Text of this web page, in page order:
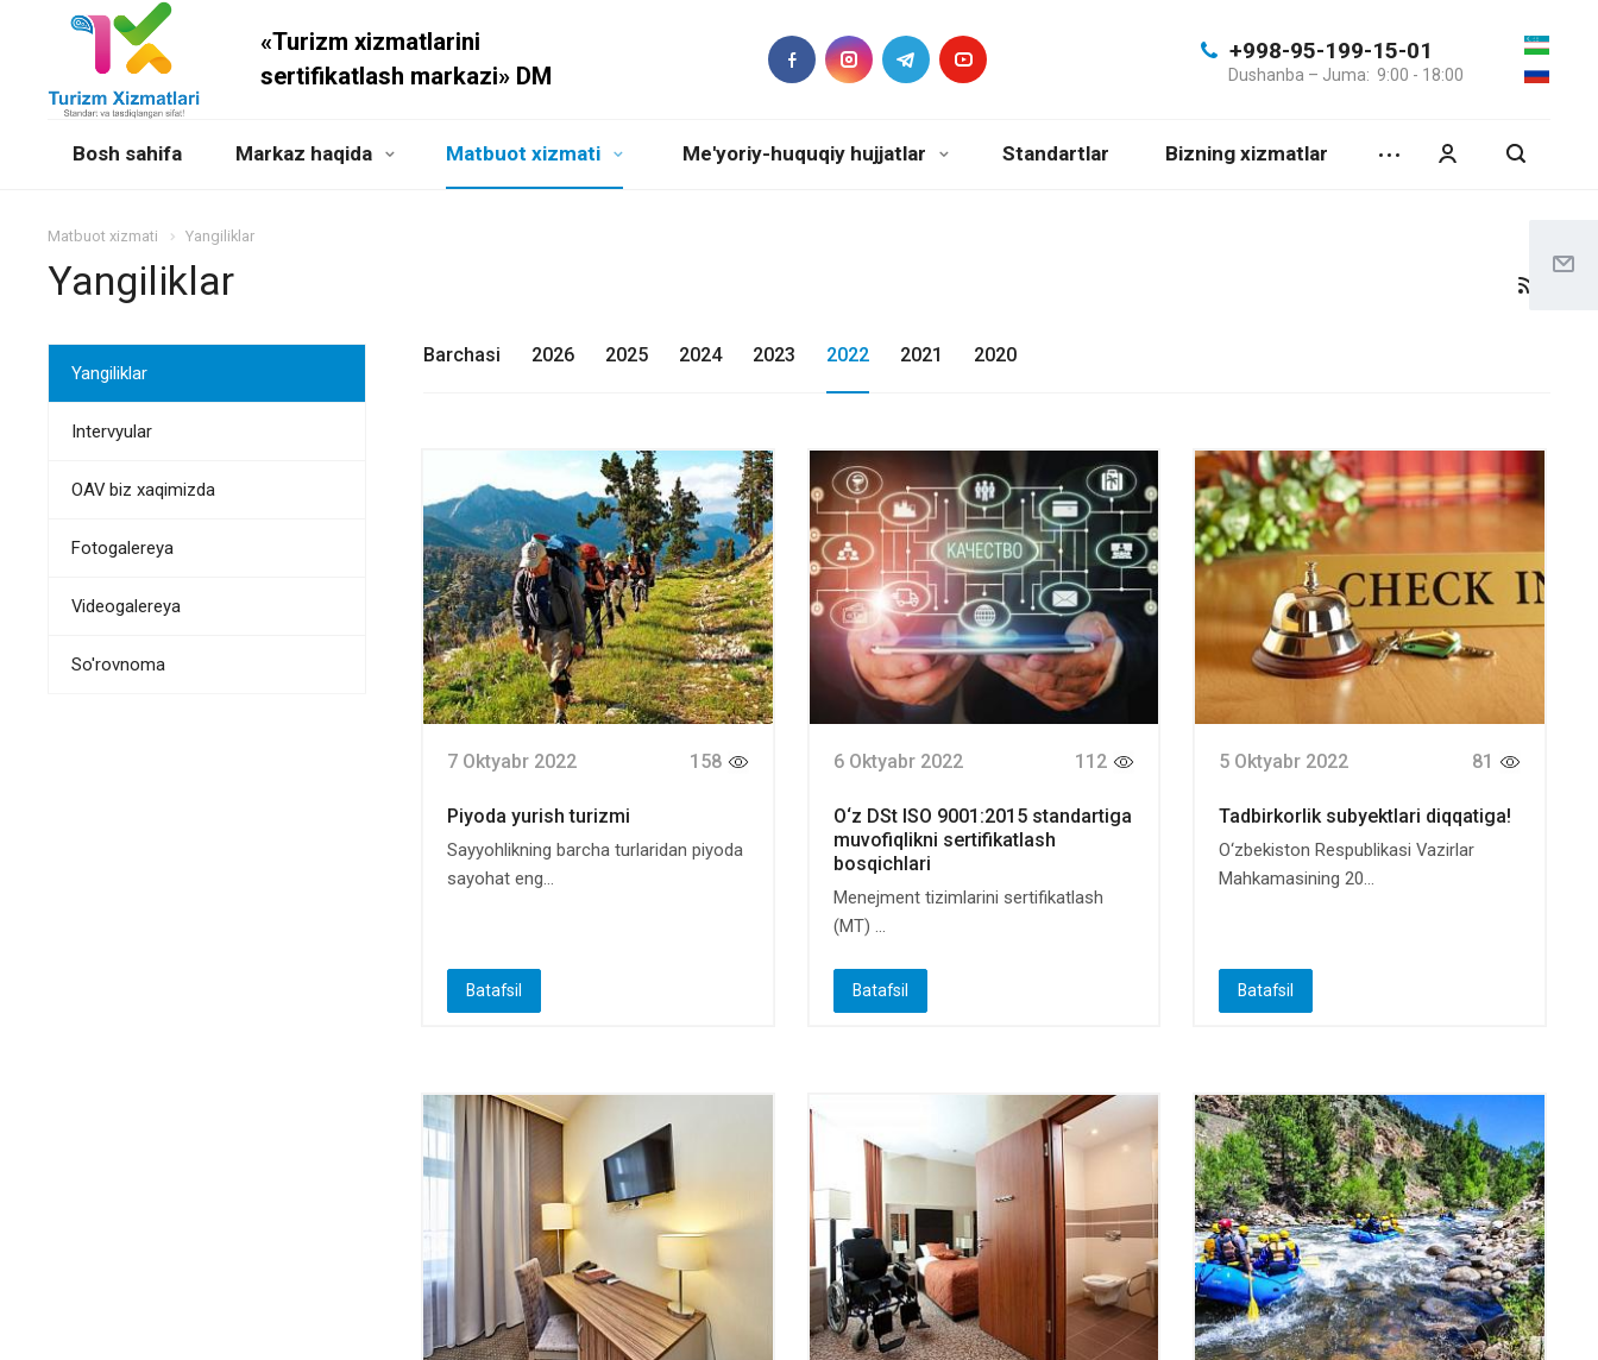
«Turizm xizmatlarini
sertifikatlash markazi» DM
+998-95-199-15-01
Dushanba – Juma: 9:00 - 18:00
Bosh sahifa Markaz haqida Matbuot xizmati Me'yoriy-huquqiy hujjatlar Standartlar Bizning xizmatlar
Matbuot xizmati Yangiliklar
Yangiliklar
Barchasi 2026 2025 2024 2023 2022 2021 2020
7 Oktyabr 2022 158
Piyoda yurish turizmi
Sayyohlikning barcha turlaridan piyoda
sayohat eng...
Batafsil
6 Oktyabr 2022 112
O‘z DSt ISO 9001:2015 standartiga
muvofiqlikni sertifikatlash
bosqichlari
Menejment tizimlarini sertifikatlash
(MT) ...
Batafsil
5 Oktyabr 2022 81
Tadbirkorlik subyektlari diqqatiga!
O‘zbekiston Respublikasi Vazirlar
Mahkamasining 20...
Batafsil
Yangiliklar
Intervyular
OAV biz xaqimizda
Fotogalereya
Videogalereya
So'rovnoma